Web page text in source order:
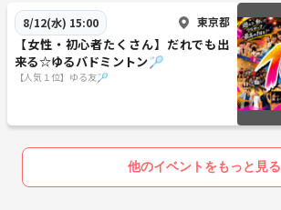
8/12(水) 15:00 東京都
【女性・初心者たくさん】だれでも出
来る☆ゆるバドミントン🏸
【人気１位】ゆる友🏸
他のイベントをもっと見る